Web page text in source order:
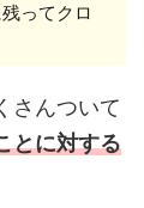
ってクロ
さんついて
とに対する